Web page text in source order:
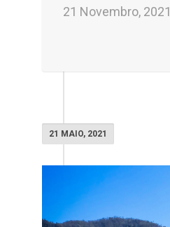
21 Novembro, 2021
21 MAIO, 2021